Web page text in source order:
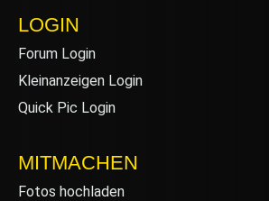
LOGIN
Forum Login
Kleinanzeigen Login
Quick Pic Login
MITMACHEN
Fotos hochladen